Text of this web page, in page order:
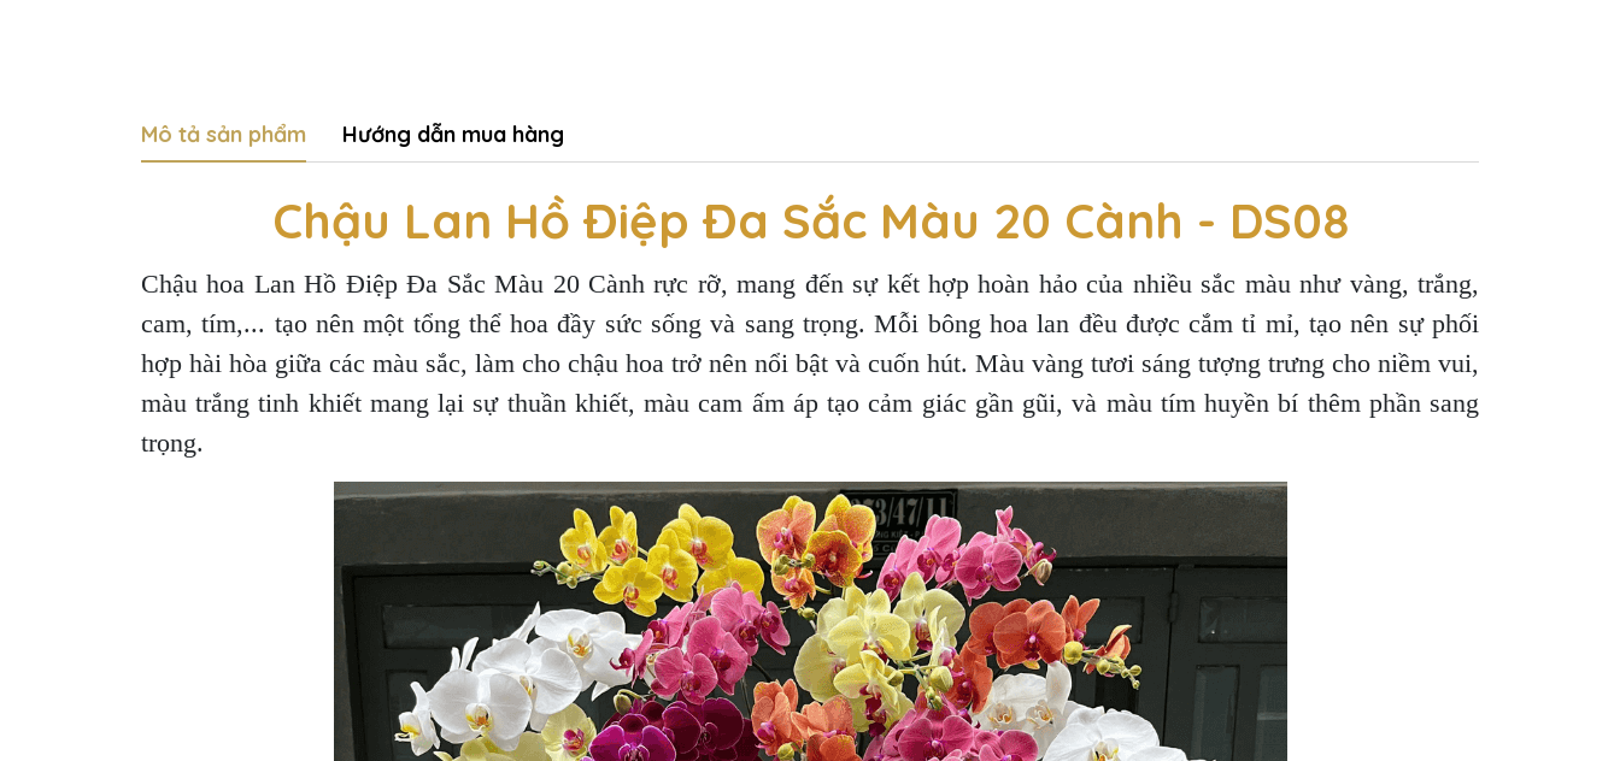
Mô tả sản phẩm Hướng dẫn mua hàng
Chậu Lan Hồ Điệp Đa Sắc Màu 20 Cành - DS08
Chậu hoa Lan Hồ Điệp Đa Sắc Màu 20 Cành rực rỡ, mang đến sự kết hợp hoàn hảo của nhiều sắc màu như vàng, trắng,
cam, tím,... tạo nên một tổng thể hoa đầy sức sống và sang trọng. Mỗi bông hoa lan đều được cắm tỉ mỉ, tạo nên sự phối
hợp hài hòa giữa các màu sắc, làm cho chậu hoa trở nên nổi bật và cuốn hút. Màu vàng tươi sáng tượng trưng cho niềm vui,
màu trắng tinh khiết mang lại sự thuần khiết, màu cam ấm áp tạo cảm giác gần gũi, và màu tím huyền bí thêm phần sang
trọng.